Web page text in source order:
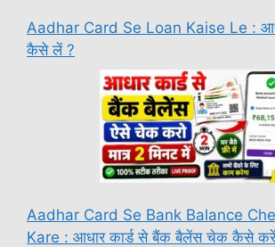
Aadhar Card Se Loan Kaise Le :
कैसे लें ?
Aadhar Card Se Bank Balance
Kare : आधार कार्ड से बैंक बैलेंस चेक कैसे